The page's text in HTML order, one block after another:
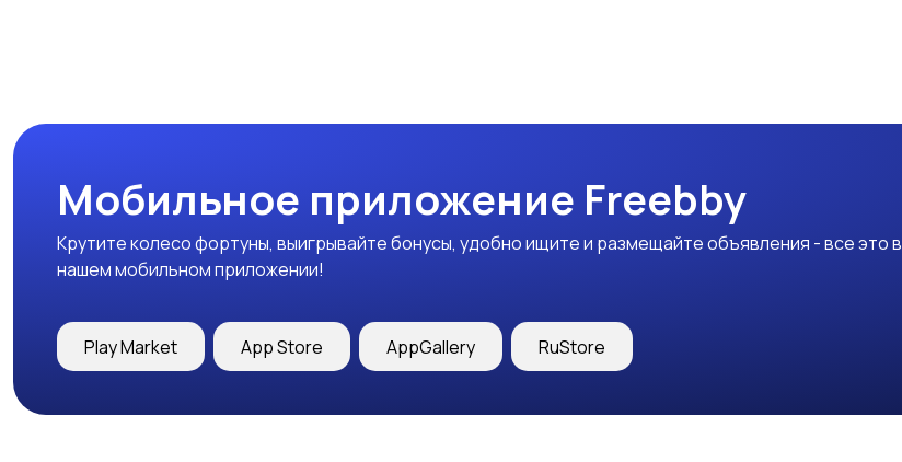
Мобильное приложение Freebby
Крутите колесо фортуны, выигрывайте бонусы, удобно ищите и размещайте объявления - все это в
нашем мобильном приложении!
Play Market App Store AppGallery RuStore